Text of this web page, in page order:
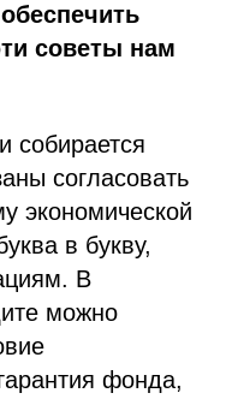
советы нам
собирается
согласовать
экономической
в букву,
В
можно
фонда,